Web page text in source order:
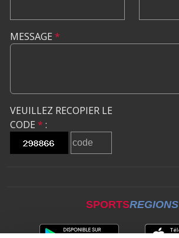
MESSAGE *
VEUILLEZ RECOPIER LE
CODE * :
SPORTSREGIONS